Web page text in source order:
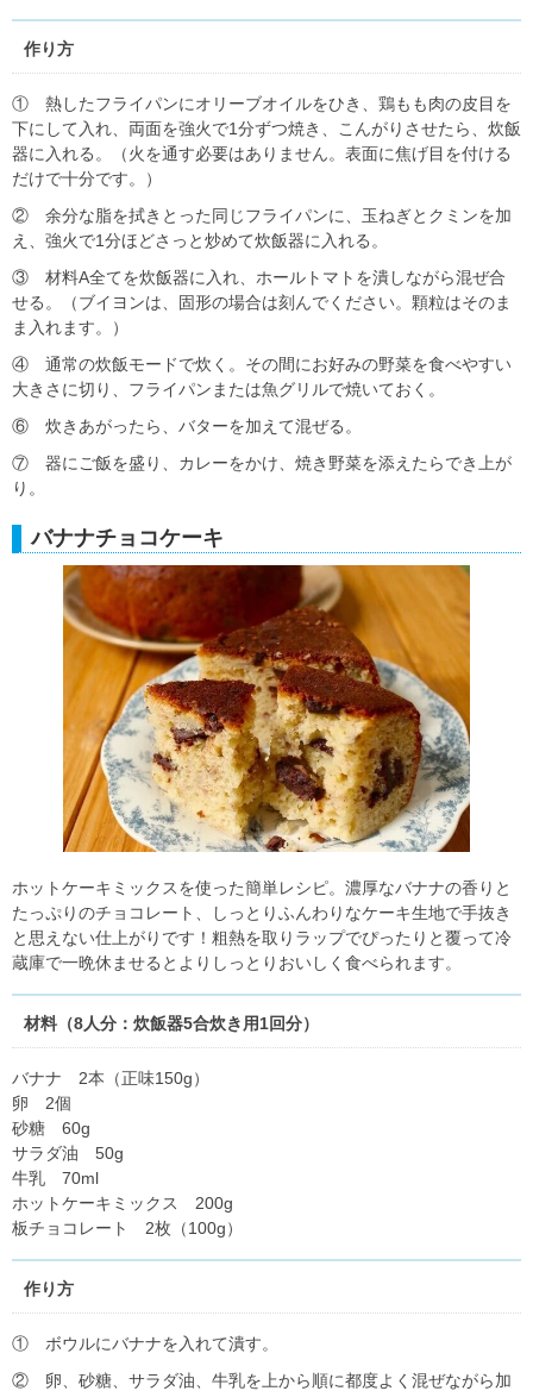
作り方
① 熱したフライパンにオリーブオイルをひき、鶏もも肉の皮目を
下にして入れ、両面を強火で1分ずつ焼き、こんがりさせたら、炊飯
器に入れる。（火を通す必要はありません。表面に焦げ目を付ける
だけで十分です。）
② 余分な脂を拭きとった同じフライパンに、玉ねぎとクミンを加
え、強火で1分ほどさっと炒めて炊飯器に入れる。
③ 材料A全てを炊飯器に入れ、ホールトマトを潰しながら混ぜ合
せる。（ブイヨンは、固形の場合は刻んでください。顆粒はそのま
ま入れます。）
④ 通常の炊飯モードで炊く。その間にお好みの野菜を食べやすい
大きさに切り、フライパンまたは魚グリルで焼いておく。
⑥ 炊きあがったら、バターを加えて混ぜる。
⑦ 器にご飯を盛り、カレーをかけ、焼き野菜を添えたらでき上が
り。
バナナチョコケーキ
ホットケーキミックスを使った簡単レシピ。濃厚なバナナの香りと
たっぷりのチョコレート、しっとりふんわりなケーキ生地で手抜き
と思えない仕上がりです！粗熱を取りラップでぴったりと覆って冷
蔵庫で一晩休ませるとよりしっとりおいしく食べられます。
材料（8人分：炊飯器5合炊き用1回分）
バナナ 2本（正味150g）
卵 2個
砂糖 60g
サラダ油 50g
牛乳 70ml
ホットケーキミックス 200g
板チョコレート 2枚（100g）
作り方
① ボウルにバナナを入れて潰す。
② 卵、砂糖、サラダ油、牛乳を上から順に都度よく混ぜながら加